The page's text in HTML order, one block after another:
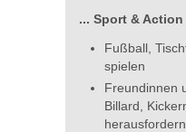
... Sport &
Fußball,
spielen
Freundinnen
Billard,
herausfordern